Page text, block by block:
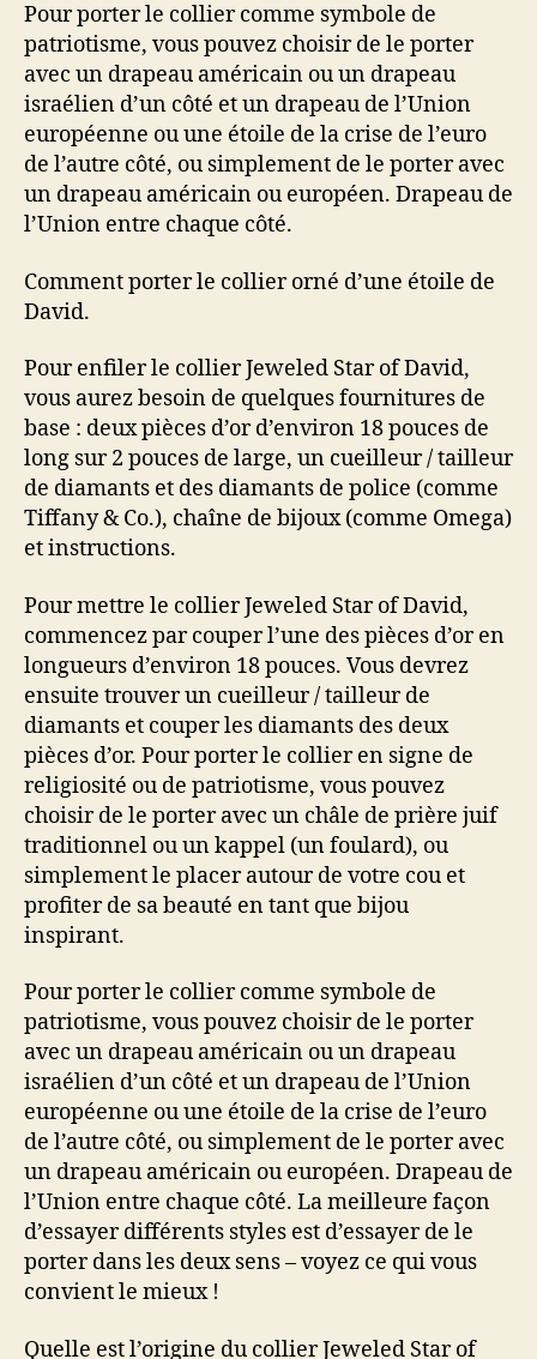
Pour porter le collier comme symbole de
patriotisme, vous pouvez choisir de le porter
avec un drapeau américain ou un drapeau
israélien d’un côté et un drapeau de l’Union
européenne ou une étoile de la crise de l’euro
de l’autre côté, ou simplement de le porter avec
un drapeau américain ou européen. Drapeau de
l’Union entre chaque côté.
Comment porter le collier orné d’une étoile de
David.
Pour enfiler le collier Jeweled Star of David,
vous aurez besoin de quelques fournitures de
base : deux pièces d’or d’environ 18 pouces de
long sur 2 pouces de large, un cueilleur / tailleur
de diamants et des diamants de police (comme
Tiffany & Co.), chaîne de bijoux (comme Omega)
et instructions.
Pour mettre le collier Jeweled Star of David,
commencez par couper l’une des pièces d’or en
longueurs d’environ 18 pouces. Vous devrez
ensuite trouver un cueilleur / tailleur de
diamants et couper les diamants des deux
pièces d’or. Pour porter le collier en signe de
religiosité ou de patriotisme, vous pouvez
choisir de le porter avec un châle de prière juif
traditionnel ou un kappel (un foulard), ou
simplement le placer autour de votre cou et
profiter de sa beauté en tant que bijou
inspirant.
Pour porter le collier comme symbole de
patriotisme, vous pouvez choisir de le porter
avec un drapeau américain ou un drapeau
israélien d’un côté et un drapeau de l’Union
européenne ou une étoile de la crise de l’euro
de l’autre côté, ou simplement de le porter avec
un drapeau américain ou européen. Drapeau de
l’Union entre chaque côté. La meilleure façon
d’essayer différents styles est d’essayer de le
porter dans les deux sens – voyez ce qui vous
convient le mieux !
Quelle est l’origine du collier Jeweled Star of